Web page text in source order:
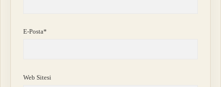
E-Posta*
Web Sitesi